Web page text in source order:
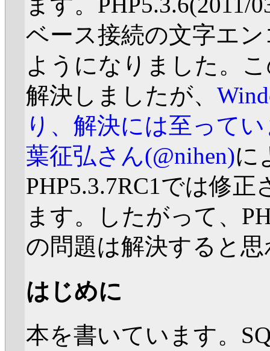
ベース接続の文字エ
ようになりました。
解決しましたが、
り、解決には至って
葉征弘さん(@nihen)に
PHP5.3.7RC1では修
ます。したがって、
の問題は解決すると
はじめに
本を書いています。